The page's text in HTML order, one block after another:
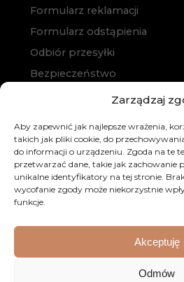
Zarządzaj
Aby zapewnić jak najlepsze wrażenia,
takich jak pliki cookie, do
do informacji o urządzeniu. Zgoda na te
przetwarzać dane, takie jak zachowanie
unikalne identyfikatory na tej stronie.
wycofanie zgody może niekorzystnie
funkcje.
Akceptuję
Odmów
Formularz reklamacji
Formularz odstąpienia
Odbiór przesyłki
Bezpieczeństwo
Polityka prywatności
Zakup na raty
Kontakt
© 2026 Dobre Meble. Wszystkie